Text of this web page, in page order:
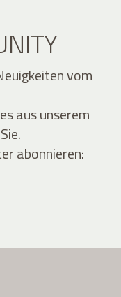
vom
aus unserem
abonnieren: